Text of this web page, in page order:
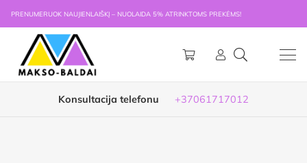
PRENUMERUOK NAUJIENLAIŠKĮ – NUOLAIDA 5% ATRINKTOMS PREKĖMS!
Konsultacija telefonu +37061717012